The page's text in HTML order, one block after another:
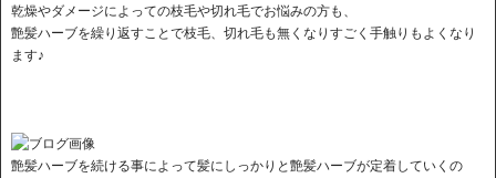
乾燥やダメージによっての枝毛や切れ毛でお悩みの方も、
艶髪ハーブを繰り返すことで枝毛、切れ毛も無くなりすごく手触りもよくなり
ます♪
艶髪ハーブを続ける事によって髪にしっかりと艶髪ハーブが定着していくの